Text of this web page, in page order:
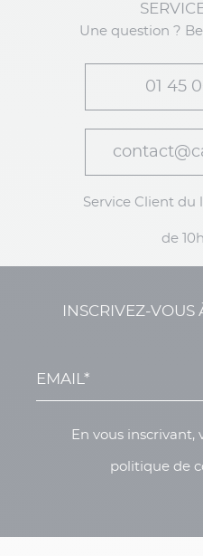
Une question ?
01 45
Service Client du
de
INSCRIVEZ-
En vous inscrivant,
politique de